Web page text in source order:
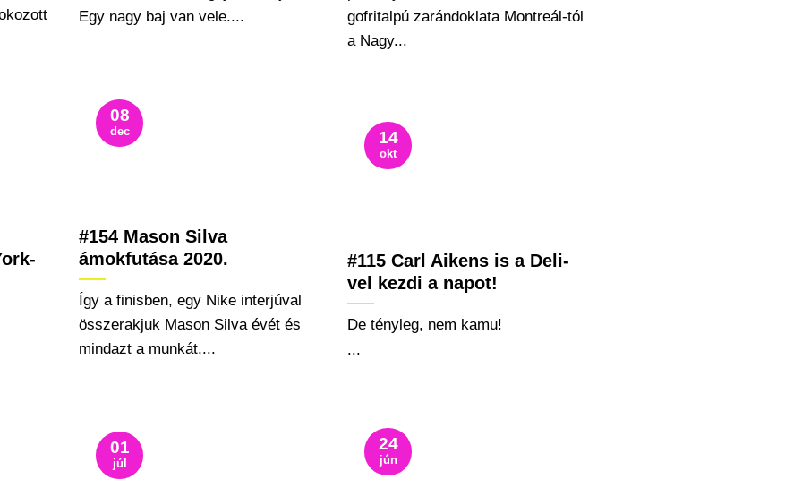
Egy nagy baj van vele....
gofritalpú zarándoklata Montreál-tól
a Nagy...
#154 Mason Silva
ámokfutása 2020.
Így a finisben, egy Nike interjúval
összerakjuk Mason Silva évét és
mindazt a munkát,...
08
dec
#115 Carl Aikens is a Deli-
vel kezdi a napot!
De tényleg, nem kamu!
...
14
okt
01
júl
24
jún